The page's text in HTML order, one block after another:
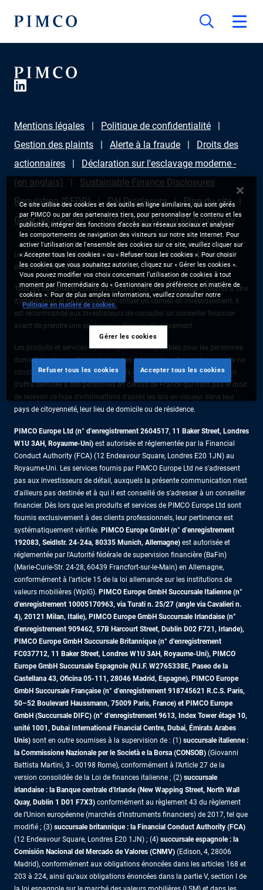
Mentions légales
Politique de confidentialité
Gestion des plaints
Alerte à la fraude
Droits des
actionnaires
Déclaration sur l'esclavage moderne -
(en anglais)
Sustainable Finance Disclosures
Regulation (SFDR)
PAI Disclosure
Plan du site
Gérer les cookies
PIMCO ESG Rating Methodology
Les informations fournies sur ce site sont uniquement destinées aux
personnes résidant en France.
Tous les documents contenus dans ce site sont uniquement fournis à titre
d’information et ne sauraient constituer un conseil en investissement. Il
est recommandé aux investisseurs de consulter un conseiller financier
avant de prendre une quelconque décision de placement.
Les produits et services sont uniquement disponibles pour les personnes
domiciliées dans cette juridiction. Les informations figurant sur ce site ne
constituent pas une offre de produits ou de services ni une sollicitation
d'offre destinée à des personnes en dehors de France qui n'ont pas le droit
de recevoir ce type d'informations d'après les lois en vigueur dans leur
pays de citoyenneté, leur lieu de domicile ou de résidence.
PIMCO Europe Ltd (n° d'enregistrement 2604517, 11 Baker Street, Londres
W1U 3AH, Royaume-Uni) est autorisée et réglementée par la Financial
Conduct Authority (FCA) (12 Endeavour Square, Londres E20 1JN) au
Royaume-Uni. Les services fournis par PIMCO Europe Ltd ne s'adressent
pas aux investisseurs de détail, auxquels la présente communication n'est
d'ailleurs pas destinée et à qui il est conseillé de s'adresser à un conseiller
financier. Dès lors que les produits et services de PIMCO Europe Ltd sont
fournis exclusivement à des clients professionnels, leur pertinence est
systématiquement vérifiée. PIMCO Europe GmbH (n° d'enregistrement
192083, Seidlstr. 24-24a, 80335 Munich, Allemagne) est autorisée et
réglementée par l'Autorité fédérale de supervision financière (BaFin)
(Marie-Curie-Str. 24-28, 60439 Francfort-sur-le-Main) en Allemagne,
conformément à l’article 15 de la loi allemande sur les institutions de
valeurs mobilières (WpIG). PIMCO Europe GmbH Succursale Italienne (n°
d'enregistrement 10005170963, via Turati n. 25/27 (angle via Cavalieri n.
4), 20121 Milan, Italie), PIMCO Europe GmbH Succursale Irlandaise (n°
d'enregistrement 909462, 57B Harcourt Street, Dublin D02 F721, Irlande),
PIMCO Europe GmbH Succursale Britannique (n° d'enregistrement
FC037712, 11 Baker Street, Londres W1U 3AH, Royaume-Uni), PIMCO
Europe GmbH Succursale Espagnole (N.I.F. W2765338E, Paseo de la
Castellana 43, Oficina 05-111, 28046 Madrid, Espagne), PIMCO Europe
GmbH Succursale Française (n° d'enregistrement 918745621 R.C.S. Paris,
50–52 Boulevard Haussmann, 75009 Paris, France) et PIMCO Europe
GmbH (Succursale DIFC) (n° d'enregistrement 9613, Index Tower étage 10,
unité 1001, Dubai International Financial Centre, Dubai, Émirats Arabes
Unis) sont en outre soumises à la supervision de : (1) succursale italienne :
la Commissione Nazionale per le Società e la Borsa (CONSOB) (Giovanni
Battista Martini, 3 - 00198 Rome), conformément à l’Article 27 de la
version consolidée de la Loi de finances italienne ; (2) succursale
irlandaise : la Banque centrale d'Irlande (New Wapping Street, North Wall
Quay, Dublin 1 D01 F7X3) conformément au règlement 43 du règlement
de l’Union européenne (marchés d’instruments financiers) de 2017, tel que
modifié ; (3) succursale britannique : la Financial Conduct Authority (FCA)
(12 Endeavour Square, Londres E20 1JN) ; (4) succursale espagnole : la
Comisión Nacional del Mercado de Valores (CNMV) (Edison, 4, 28006
Madrid), conformément aux obligations énoncées dans les articles 168 et
203 à 224, ainsi qu'aux obligations énoncées dans la partie V, section I de
Ce site utilise des cookies et des outils en ligne similaires, qui sont gérés
par PIMCO ou par des partenaires tiers, pour personnaliser le contenu et les
publicités, intégrer des fonctions d’accès aux réseaux sociaux et analyser
les comportements de navigation des visiteurs sur notre site Internet. Pour
activer l'utilisation de l'ensemble des cookies sur ce site, veuillez cliquer sur
« Accepter tous les cookies » ou « Refuser tous les cookies ». Pour choisir
les cookies que vous souhaitez autoriser, cliquez sur « Gérer les cookies ».
Vous pouvez modifier vos choix concernant l’utilisation de cookies à tout
moment par l’intermédiaire du « Gestionnaire des préférence en matière de
cookies ». Pour de plus amples informations, veuillez consulter notre
Politique en matière de cookies.
Gérer les cookies
Refuser tous les cookies Accepter tous les cookies